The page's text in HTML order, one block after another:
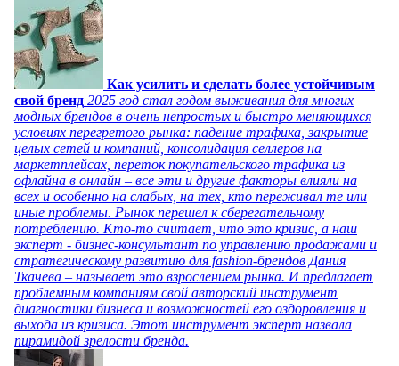
Как усилить и сделать более устойчивым
свой бренд 2025 год стал годом выживания для многих
модных брендов в очень непростых и быстро меняющихся
условиях перегретого рынка: падение трафика, закрытие
целых сетей и компаний, консолидация селлеров на
маркетплейсах, переток покупательского трафика из
офлайна в онлайн – все эти и другие факторы влияли на
всех и особенно на слабых, на тех, кто переживал те или
иные проблемы. Рынок перешел к сберегательному
потреблению. Кто-то считает, что это кризис, а наш
эксперт - бизнес-консультант по управлению продажами и
стратегическому развитию для fashion-брендов Дания
Ткачева – называет это взрослением рынка. И предлагает
проблемным компаниям свой авторский инструмент
диагностики бизнеса и возможностей его оздоровления и
выхода из кризиса. Этот инструмент эксперт назвала
пирамидой зрелости бренда.